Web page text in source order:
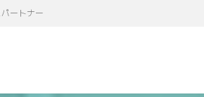
ートナー